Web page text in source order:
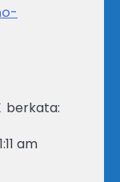
berkata:
am